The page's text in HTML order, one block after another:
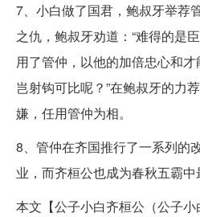
7、小白做了国君，鲍叔牙举荐
之仇，鲍叔牙劝道：“难得的是
用了管仲，以他的加倍忠心和才
岂射钩可比呢？”在鲍叔牙的力
嫌，任用管仲为相。
8、管仲在齐国推行了一系列的
业，而齐桓公也成为春秋五霸中
本文【公子小白齐桓公（公子小